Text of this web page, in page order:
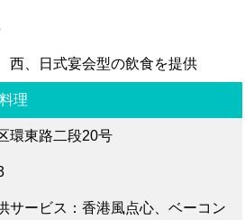
西、日式宴会型の飲食を提供
理
環東路二段20号
サービス：香港風点心、ベーコン